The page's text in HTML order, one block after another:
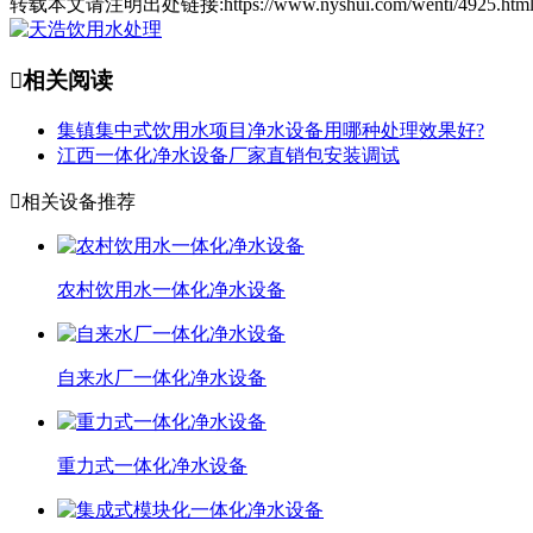
相关阅读
集镇集中式饮用水项目净水设备用哪种处理效果好?
江西一体化净水设备厂家直销包安装调试
相关设备推荐
农村饮用水一体化净水设备
自来水厂一体化净水设备
重力式一体化净水设备